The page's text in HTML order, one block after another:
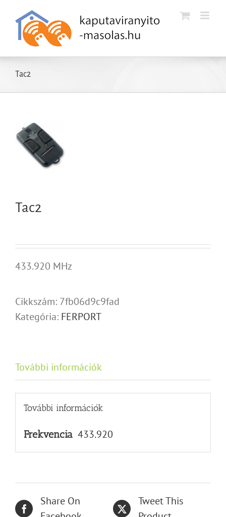
Kihagyás
Tac2
Tac2
433.920 MHz
Cikkszám: 7fb06d9c9fad
Kategória: FERPORT
További információk
További információk
Frekvencia 433.920
Share On
Tweet This